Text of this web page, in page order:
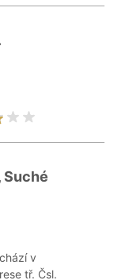
Suché
v
tř. Čsl.